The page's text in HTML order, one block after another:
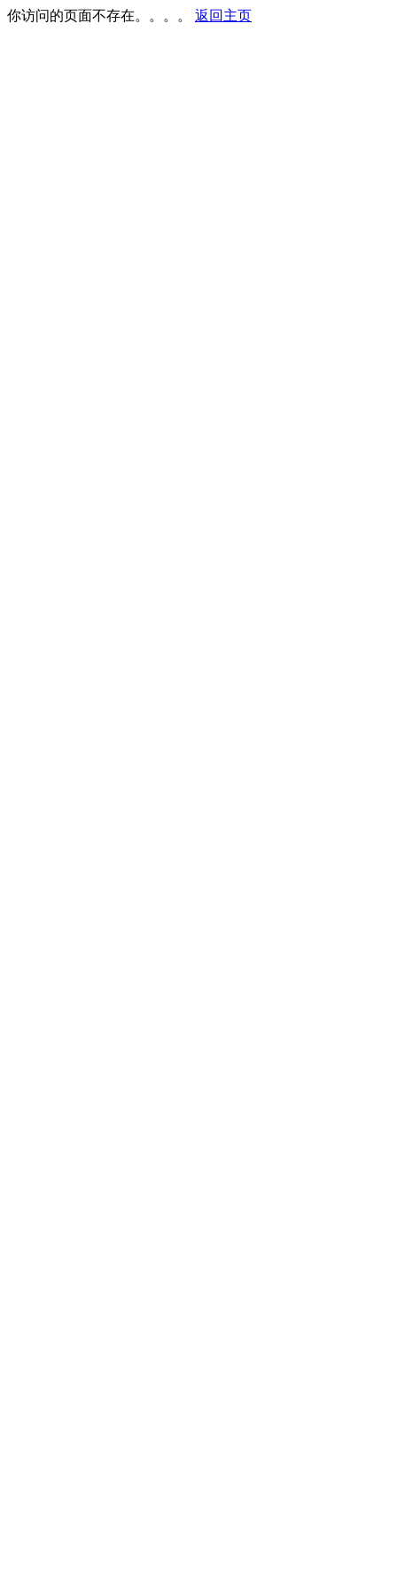
你访问的页面不存在。。。。 返回主页